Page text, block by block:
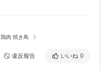
肉 焼き鳥
違反報告 いいね 0